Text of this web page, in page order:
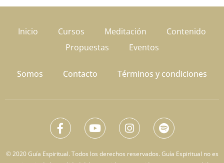
Inicio Cursos Meditación
Contenido
Propuestas
Eventos
Somos Contacto Términos y condiciones
© 2020 Guía Espiritual. Todos los derechos reservados. Guía Espiritual no es